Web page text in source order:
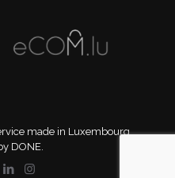
made in Luxembourg
DONE.